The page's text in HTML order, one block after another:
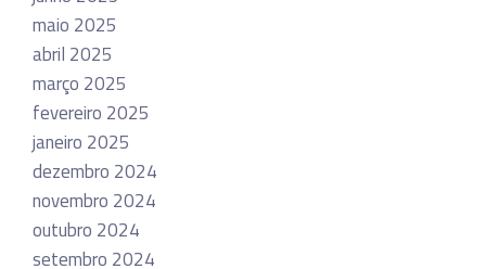
maio 2025
abril 2025
março 2025
fevereiro 2025
janeiro 2025
dezembro 2024
novembro 2024
outubro 2024
setembro 2024